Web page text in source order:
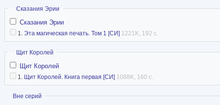
Скрыть
Сказания Эрии
Сказания Эрии
1. Эта магическая печать. Том 1 [СИ] 1221K, 192 с.
Скрыть
Щит Королей
Щит Королей
1. Щит Королей. Книга первая [СИ] 1088K, 160 с.
Показать
Вне серий